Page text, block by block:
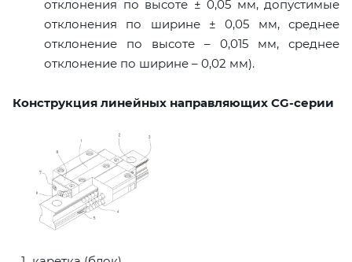
отклонения по высоте ± 0,05 мм, допустимые
отклонения по ширине ± 0,05 мм, среднее
отклонение по высоте – 0,015 мм, среднее
отклонение по ширине – 0,02 мм).
Конструкция линейных направляющих CG-серии